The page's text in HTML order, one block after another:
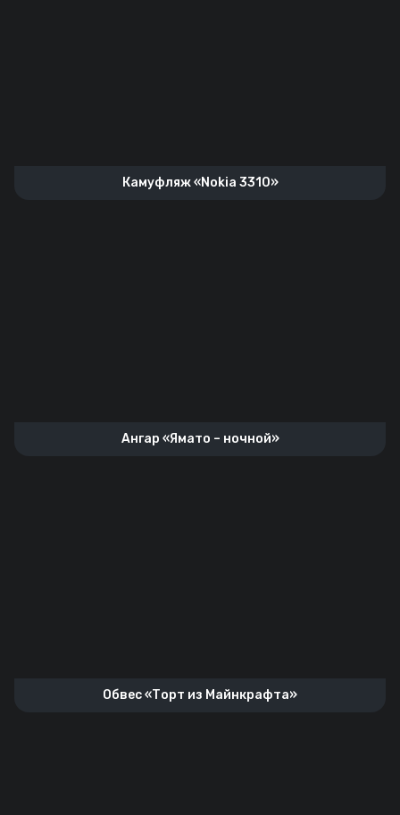
Камуфляж «Nokia 3310»
Ангар «Ямато – ночной»
Обвес «Торт из Майнкрафта»